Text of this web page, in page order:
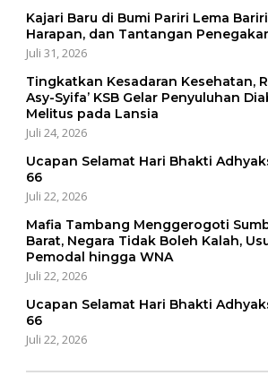
Kajari Baru di Bumi Pariri Lema
Harapan, dan Tantangan
Juli 31, 2026
Tingkatkan Kesadaran Kesehatan,
Asy-Syifa’ KSB Gelar Penyuluhan
Melitus pada Lansia
Juli 24, 2026
Ucapan Selamat Hari Bhakti
66
Juli 22, 2026
Mafia Tambang Menggerogoti
Barat, Negara Tidak Boleh Kalah,
Pemodal hingga WNA
Juli 22, 2026
Ucapan Selamat Hari Bhakti
66
Juli 22, 2026